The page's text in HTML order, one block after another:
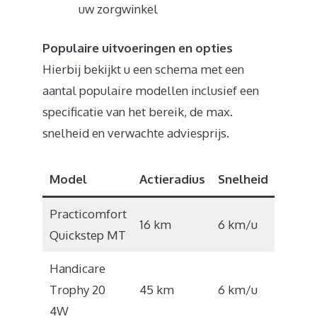
uw zorgwinkel
Populaire uitvoeringen en opties
Hierbij bekijkt u een schema met een
aantal populaire modellen inclusief een
specificatie van het bereik, de max.
snelheid en verwachte adviesprijs.
Model Actieradius Snelheid
Practicomfort
Quickstep MT
16 km 6 km/u
Handicare
Trophy 20
4W
45 km 6 km/u